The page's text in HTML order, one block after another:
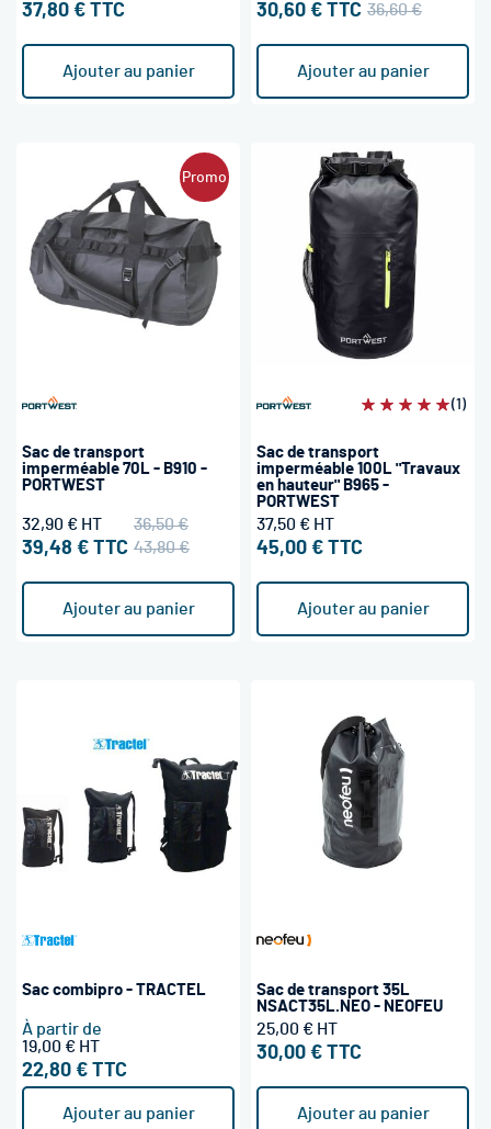
37,80 €
Ajouter au panier
30,60 €
36,60 €
Ajouter au panier
Promo
Sac de transport
imperméable 70L - B910 -
PORTWEST
39,48 €
32,90 €
43,80 €
36,50 €
Ajouter au panier
Évaluation:(1)
Sac de transport
imperméable 100L "Travaux
en hauteur" B965 -
PORTWEST
45,00 €
37,50 €
Ajouter au panier
Sac combipro - TRACTEL
À partir de
22,80 €
19,00 €
Ajouter au panier
Sac de transport 35L
NSACT35L.NEO - NEOFEU
30,00 €
25,00 €
Ajouter au panier